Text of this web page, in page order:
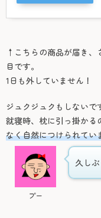
↑こちらの商品が届き、
目です。
1日も外していません！
ジュクジュクもしないで
就寝時、枕に引っ掛かる
なく自然につけられてい
プー
久し